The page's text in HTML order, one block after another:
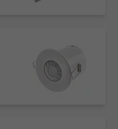
et
un